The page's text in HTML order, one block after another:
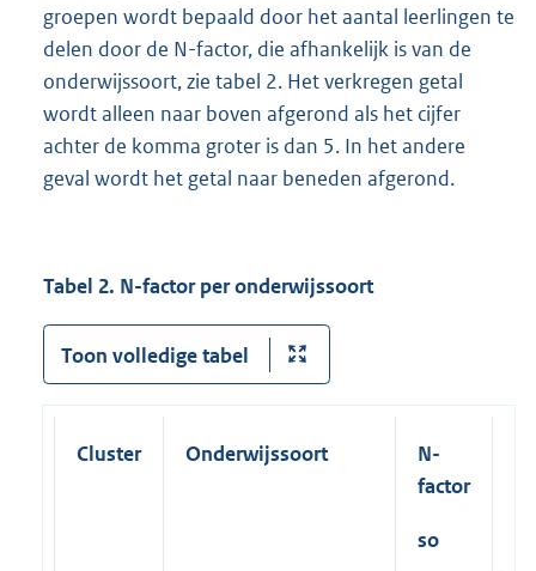
groepen wordt bepaald door het aantal leerlingen te
delen door de N-factor, die afhankelijk is van de
onderwijssoort, zie tabel 2. Het verkregen getal
wordt alleen naar boven afgerond als het cijfer
achter de komma groter is dan 5. In het andere
geval wordt het getal naar beneden afgerond.
Tabel 2. N-factor per onderwijssoort
Toon volledige tabel
Cluster Onderwijssoort
N-
factor
so